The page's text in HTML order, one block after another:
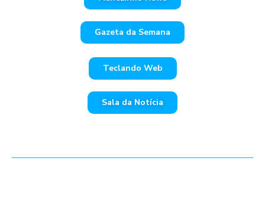
Gazeta da Semana
Teclando Web
Sala da Notícia